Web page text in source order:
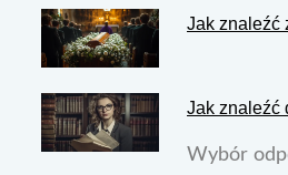
Jak znaleźć
Jak znaleźć
Wybór